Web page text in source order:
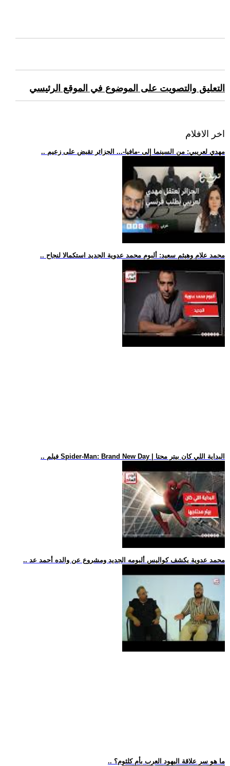
التعليق والتصويت على الموضوع في الموقع الرئيسي
اخر الافلام
.. مهدي لعريبي: من السينما إلى -مافيا-... الجزائر تقبض على زعيم
.. محمد علام وهيثم سعيد: ألبوم محمد عدوية الجديد استكمالا لنجاح
.. فيلم Spider-Man: Brand New Day | البداية اللي كان بيتر محتا
.. محمد عدوية يكشف كواليس ألبومه الجديد ومشروع عن والده أحمد عد
.. ما هو سر علاقة اليهود العرب بأم كلثوم؟